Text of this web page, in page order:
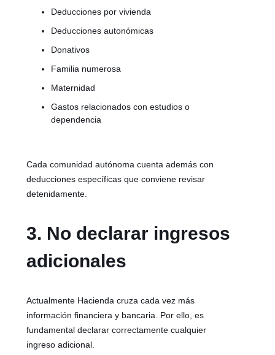
Deducciones por vivienda
Deducciones autonómicas
Donativos
Familia numerosa
Maternidad
Gastos relacionados con estudios o
dependencia
Cada comunidad autónoma cuenta además con
deducciones específicas que conviene revisar
detenidamente.
3. No declarar ingresos
adicionales
Actualmente Hacienda cruza cada vez más
información financiera y bancaria. Por ello, es
fundamental declarar correctamente cualquier
ingreso adicional.